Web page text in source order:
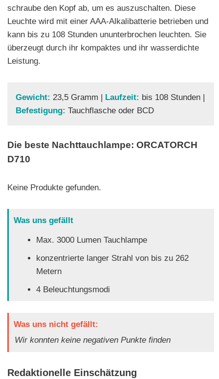
schraube den Kopf ab, um es auszuschalten. Diese
Leuchte wird mit einer AAA-Alkalibatterie betrieben und
kann bis zu 108 Stunden ununterbrochen leuchten. Sie
überzeugt durch ihr kompaktes und ihr wasserdichte
Leistung.
Gewicht: 23,5 Gramm | Laufzeit: bis 108 Stunden |
Befestigung: Tauchflasche oder BCD
Die beste Nachttauchlampe: ORCATORCH
D710
Keine Produkte gefunden.
Was uns gefällt
Max. 3000 Lumen Tauchlampe
konzentrierte langer Strahl von bis zu 262
Metern
4 Beleuchtungsmodi
Was uns nicht gefällt:
Wir konnten keine negativen Punkte finden
Redaktionelle Einschätzung